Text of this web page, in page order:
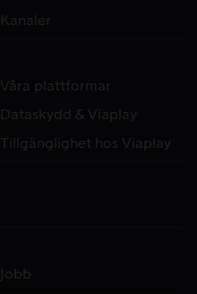
Kanaler
Våra plattformar
Dataskydd & Viaplay
Tillgänglighet hos Viaplay
Jobb